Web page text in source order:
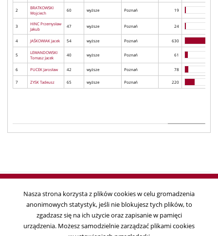
2
BRATKOWSKI
Wojciech
60 wyższe Poznań 19
3
HINC Przemysław
Jakub
47 wyższe Poznań 24
4 JAŚKOWIAK Jacek 54 wyższe Poznań 630
5
LEWANDOWSKI
Tomasz Jacek
40 wyższe Poznań 61
6 PUCEK Jarosław 42 wyższe Poznań 78
7 ZYSK Tadeusz 65 wyższe Poznań 220
Copyright © 2018
Państwowa Komisja Wyborcza, ul. Wiejska 10, 00-902 Warszawa, tel. 22
695 25 44, fax. 22 629 39 59
Nasza strona korzysta z plików cookies w celu gromadzenia
anonimowych statystyk, jeśli nie blokujesz tych plików, to
zgadzasz się na ich użycie oraz zapisanie w pamięci
urządzenia. Możesz samodzielnie zarządzać plikami cookies